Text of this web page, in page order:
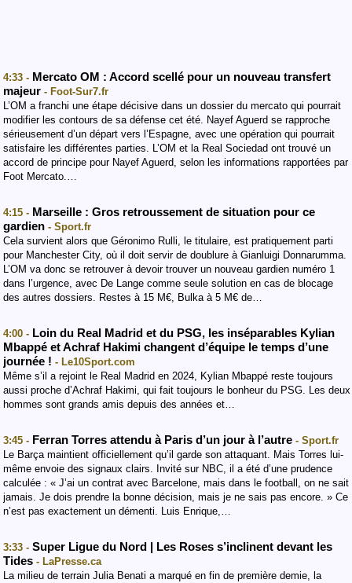
4:33 - Mercato OM : Accord scellé pour un nouveau transfert
majeur - Foot-Sur7.fr
‎L’OM a franchi une étape décisive dans un dossier du mercato qui pourrait
modifier les contours de sa défense cet été. Nayef Aguerd se rapproche
sérieusement d’un départ vers l’Espagne, avec une opération qui pourrait
satisfaire les différentes parties. ‎‎L’OM et la Real Sociedad ont trouvé un
accord de principe pour Nayef Aguerd, selon les informations rapportées par
Foot Mercato.…
4:15 - Marseille : Gros retroussement de situation pour ce
gardien - Sport.fr
Cela survient alors que Géronimo Rulli, le titulaire, est pratiquement parti
pour Manchester City, où il doit servir de doublure à Gianluigi Donnarumma.
L’OM va donc se retrouver à devoir trouver un nouveau gardien numéro 1
dans l’urgence, avec De Lange comme seule solution en cas de blocage
des autres dossiers. Restes à 15 M€, Bulka à 5 M€ de…
4:00 - Loin du Real Madrid et du PSG, les inséparables Kylian
Mbappé et Achraf Hakimi changent d’équipe le temps d’une
journée ! - Le10Sport.com
Même s’il a rejoint le Real Madrid en 2024, Kylian Mbappé reste toujours
aussi proche d’Achraf Hakimi, qui fait toujours le bonheur du PSG. Les deux
hommes sont grands amis depuis des années et…
3:45 - Ferran Torres attendu à Paris d’un jour à l’autre - Sport.fr
Le Barça maintient officiellement qu’il garde son attaquant. Mais Torres lui-
même envoie des signaux clairs. Invité sur NBC, il a été d’une prudence
calculée : « J’ai un contrat avec Barcelone, mais dans le football, on ne sait
jamais. Je dois prendre la bonne décision, mais je ne sais pas encore. » Ce
n’est pas exactement un démenti. Luis Enrique,…
3:33 - Super Ligue du Nord | Les Roses s’inclinent devant les
Tides - LaPresse.ca
La milieu de terrain Julia Benati a marqué en fin de première demie, la